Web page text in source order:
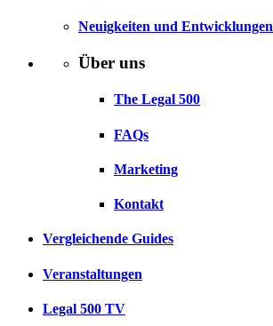
Neuigkeiten und Entwicklungen
Über uns
The Legal 500
FAQs
Marketing
Kontakt
Vergleichende Guides
Veranstaltungen
Legal 500 TV